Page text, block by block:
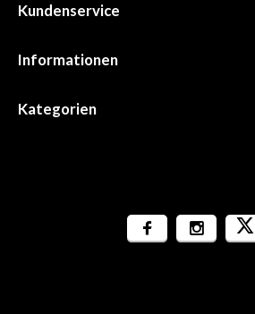
Kundenservice
Informationen
Kategorien